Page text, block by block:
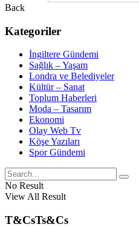
Back
Kategoriler
İngiltere Gündemi
Sağlık – Yaşam
Londra ve Belediyeler
Kültür – Sanat
Toplum Haberleri
Moda – Tasarım
Ekonomi
Olay Web Tv
Köşe Yazıları
Spor Gündemi
No Result
View All Result
T&CsTs&Cs